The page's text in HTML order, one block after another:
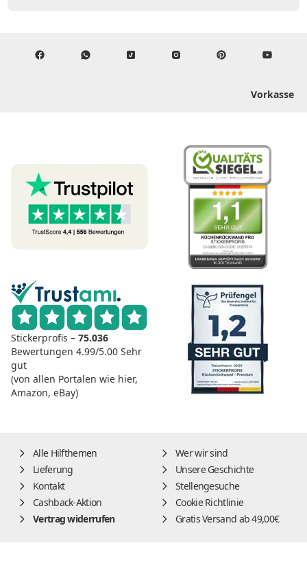
Vorkasse
Stickerprofis – 75.036
Bewertungen 4.99/5.00 Sehr
gut
(von allen Portalen wie hier,
Amazon, eBay)
Alle Hilfthemen
Wer wir sind
Lieferung
Unsere Geschichte
Kontakt
Stellengesuche
Cashback-Aktion
Cookie Richtlinie
Vertrag widerrufen
Gratis Versand ab 49,00€